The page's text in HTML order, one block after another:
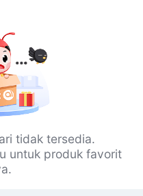
tidak tersedia.
untuk produk favorit